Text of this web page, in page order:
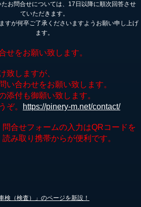
お問合せについては、17日以降に順次回答させ
ていただきます。
すが何卒ご了承くださいますようお願い申し上げ
ます。
せをお願い致します。
致しますが、
い合わせをお願い致します。
添付も御願い致します。
ぞ。
https://pinery-m.net/contact/
問合せフォームの入力はQRコードを
読み取り携帯からが便利です。
検（検査）」のページを新設！